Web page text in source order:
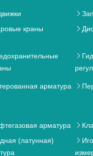

краны 

арматура 
арматура 
(латунная)
